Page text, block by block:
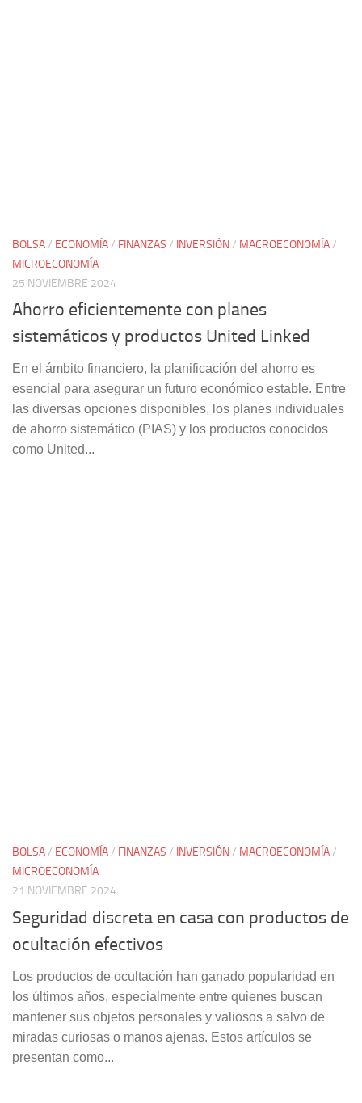
BOLSA/ ECONOMÍA/ FINANZAS / INVERSIÓN/ MACROECONOMÍA/
MICROECONOMÍA
25 NOVIEMBRE 2024
Ahorro eficientemente con planes
sistemáticos y productos United Linked
En el ámbito financiero, la planificación del ahorro es
esencial para asegurar un futuro económico estable. Entre
las diversas opciones disponibles, los planes individuales
de ahorro sistemático (PIAS) y los productos conocidos
como United...
BOLSA/ ECONOMÍA/ FINANZAS / INVERSIÓN/ MACROECONOMÍA/
MICROECONOMÍA
21 NOVIEMBRE 2024
Seguridad discreta en casa con productos de
ocultación efectivos
Los productos de ocultación han ganado popularidad en
los últimos años, especialmente entre quienes buscan
mantener sus objetos personales y valiosos a salvo de
miradas curiosas o manos ajenas. Estos artículos se
presentan como...